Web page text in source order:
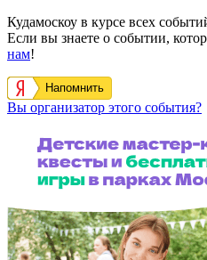
Кудамоскоу в курсе всех
Если вы знаете о событии,
нам!
Напомнить
Вы организатор этого события?